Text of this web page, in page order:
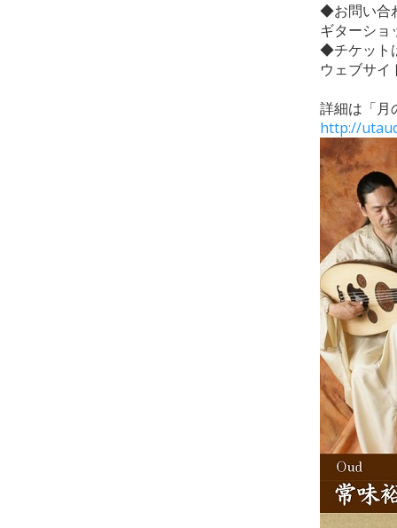
◆お問い
ギターシ
◆チケット
ウェブサ
詳細は「
http://